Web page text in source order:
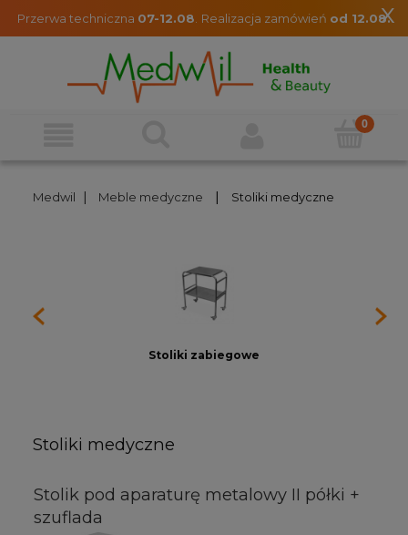
x
Przerwa techniczna 07-12.08 Realizacja zamówień od 12.08.
Medwil | Meble medyczne | Stoliki medyczne
Stoliki zabiegowe
Stoliki medyczne
Stolik pod aparaturę metalowy II półki +
szuflada